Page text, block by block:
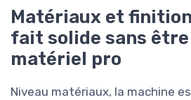
Matériaux et
fait solide sans être
matériel pro
Niveau matériaux, la machine